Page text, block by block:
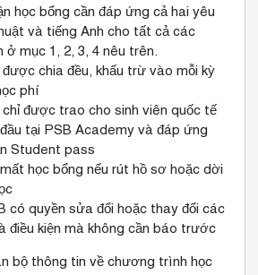
học bổng cần đáp ứng cả hai yêu
và tiếng Anh cho tất cả các
mục 1, 2, 3, 4 nêu trên.
được chia đều, khấu trừ vào mỗi kỳ
phí
được trao cho sinh viên quốc tế
tại PSB Academy và đáp ứng
Student pass
học bổng nếu rút hồ sơ hoặc dời
có quyền sửa đổi hoặc thay đổi các
điều kiện mà không cần báo trước
bộ thông tin về chương trình học